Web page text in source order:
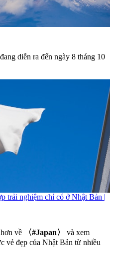
đang diễn ra đến ngày 8 tháng 10
trải nghiệm chỉ có ở Nhật Bản |
về 〈#Japan〉
và xem
vẻ đẹp của Nhật Bản từ nhiều